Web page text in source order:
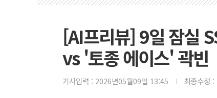
[AI프리뷰] 9일 잠실
vs '토종 에이스' 곽빈
기사입력 : 2026년05월09일 13:45 최종수정 :